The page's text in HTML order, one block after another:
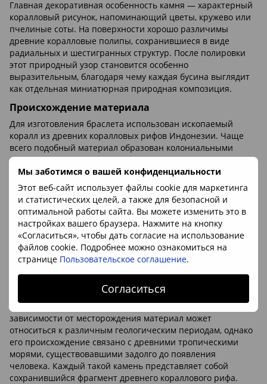
Мы заботимся о вашей конфиденциальности
Этот веб-сайт использует файлы cookie для маркетинга
и статистических целей, а также для безопасной и
оптимальной работы сайта. Вы можете изменить это в
настройках вашего браузера. Нажмите на кнопку
«Согласиться», чтобы дать согласие на использование
файлов cookie. Подробнее можно ознакомиться на
странице Пользовательское соглашение.
Согласиться
Главная декоративная особенность камня — характерный
коралловый рисунок, напоминающий цветы, кружево или
пчелиные соты. На поверхности хорошо различимы
древние коралловые полипы, сохранившиеся в виде
радиальных и шестигранных структур. После полировки
этот природный узор становится особенно
выразительным, благодаря чему каждая бусина выглядит
как отдельная миниатюрная природная композиция.
Происхождение материала
Для изготовления браслета использован ископаемый
коралл из древних коралловых рифов Индонезии. Чаще
всего подобный материал образован колониальными
шестилучевыми кораллами, структура которых прекрасно
сохраняется в процессе минерализации.
После гибели коралловой колонии её известковый скелет
постепенно погружался в морские осадки. В течение
миллионов лет первоначальное вещество замещалось
кремнезёмом и другими минералами. Этот процесс
называется силификацией. В результате коралл
превратился в прочный камень, сохранив при этом свой
первоначальный биологический рисунок.
Когда образовался окаменелый коралл
Возраст индонезийских окаменелых кораллов обычно
исчисляется десятками и сотнями миллионов лет. В
зависимости от месторождения материал может
относиться к различным геологическим периодам, однако
его происхождение связано с древними тропическими
морями, существовавшими задолго до появления
человека. Каждый такой камень представляет собой
сохранившийся фрагмент древнего кораллового рифа.